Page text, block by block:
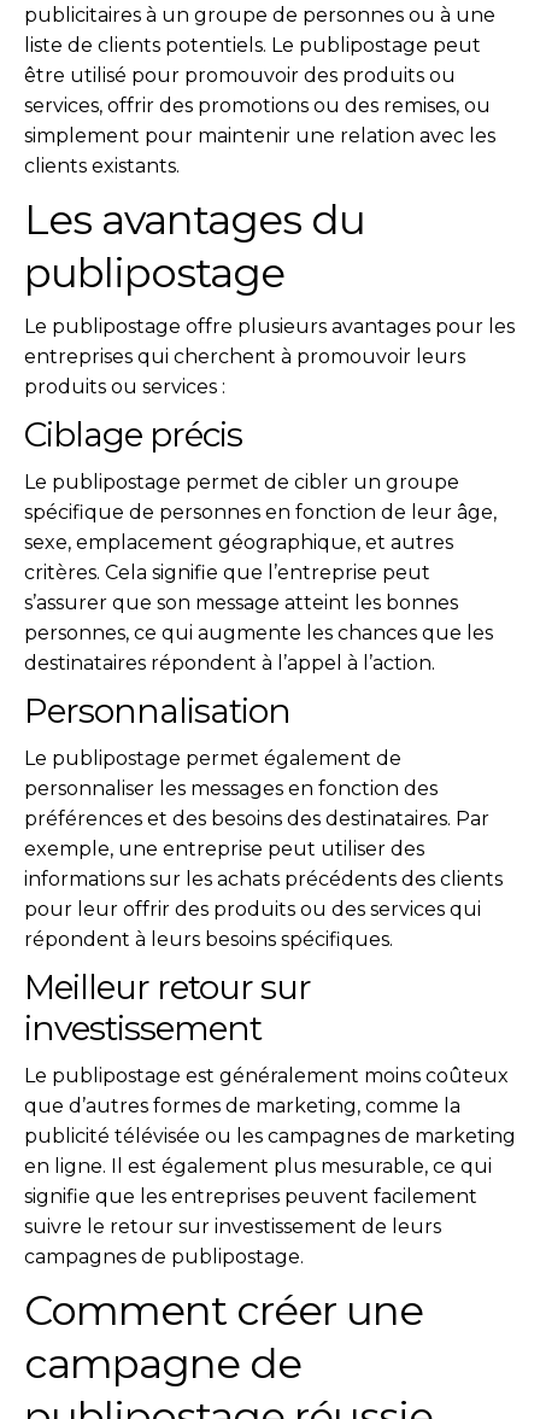
publicitaires à un groupe de personnes ou à une
liste de clients potentiels. Le publipostage peut
être utilisé pour promouvoir des produits ou
services, offrir des promotions ou des remises, ou
simplement pour maintenir une relation avec les
clients existants.
Les avantages du
publipostage
Le publipostage offre plusieurs avantages pour les
entreprises qui cherchent à promouvoir leurs
produits ou services :
Ciblage précis
Le publipostage permet de cibler un groupe
spécifique de personnes en fonction de leur âge,
sexe, emplacement géographique, et autres
critères. Cela signifie que l’entreprise peut
s’assurer que son message atteint les bonnes
personnes, ce qui augmente les chances que les
destinataires répondent à l’appel à l’action.
Personnalisation
Le publipostage permet également de
personnaliser les messages en fonction des
préférences et des besoins des destinataires. Par
exemple, une entreprise peut utiliser des
informations sur les achats précédents des clients
pour leur offrir des produits ou des services qui
répondent à leurs besoins spécifiques.
Meilleur retour sur
investissement
Le publipostage est généralement moins coûteux
que d’autres formes de marketing, comme la
publicité télévisée ou les campagnes de marketing
en ligne. Il est également plus mesurable, ce qui
signifie que les entreprises peuvent facilement
suivre le retour sur investissement de leurs
campagnes de publipostage.
Comment créer une
campagne de